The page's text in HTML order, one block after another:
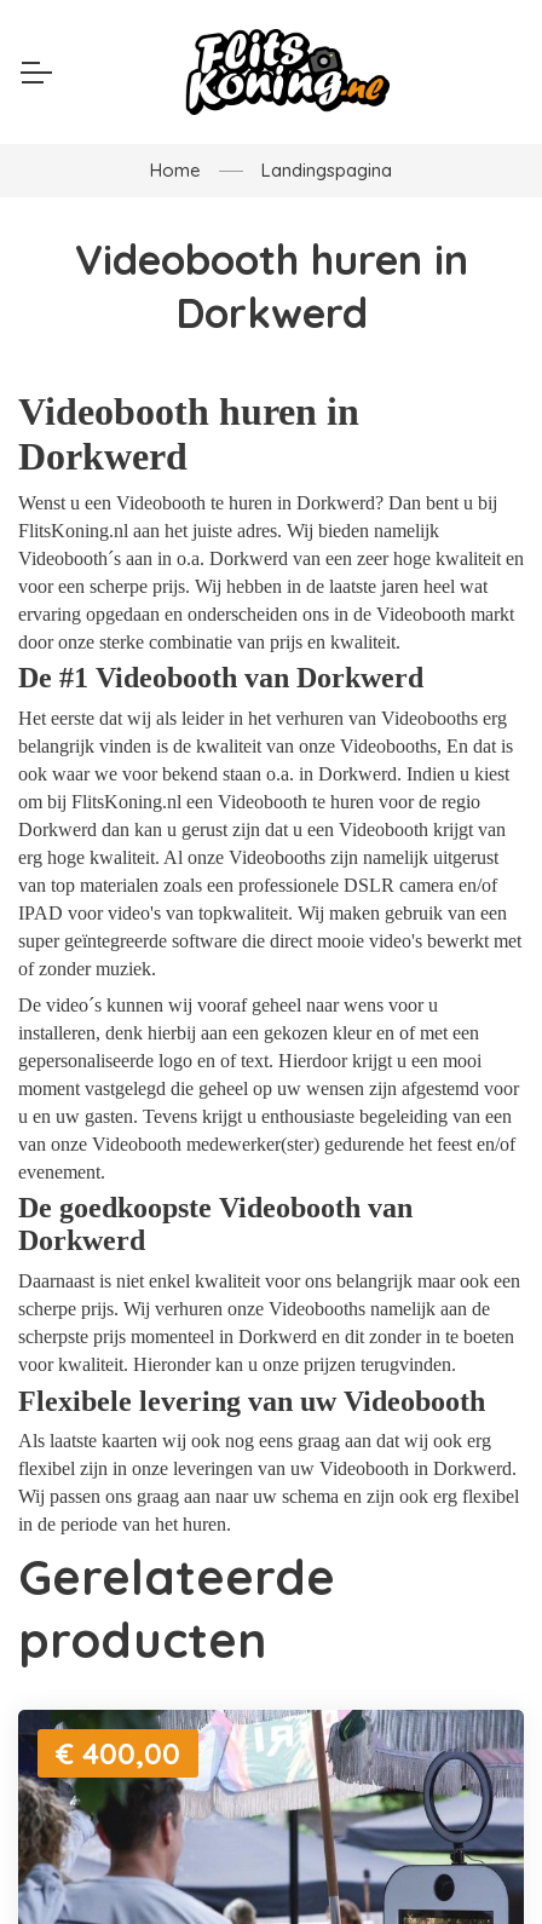
Home Landingspagina
Videobooth huren in
Dorkwerd
Videobooth huren in
Dorkwerd
Wenst u een Videobooth te huren in Dorkwerd? Dan bent u bij
FlitsKoning.nl aan het juiste adres. Wij bieden namelijk
Videobooth´s aan in o.a. Dorkwerd van een zeer hoge kwaliteit en
voor een scherpe prijs. Wij hebben in de laatste jaren heel wat
ervaring opgedaan en onderscheiden ons in de Videobooth markt
door onze sterke combinatie van prijs en kwaliteit.
De #1 Videobooth van Dorkwerd
Het eerste dat wij als leider in het verhuren van Videobooths erg
belangrijk vinden is de kwaliteit van onze Videobooths, En dat is
ook waar we voor bekend staan o.a. in Dorkwerd. Indien u kiest
om bij FlitsKoning.nl een Videobooth te huren voor de regio
Dorkwerd dan kan u gerust zijn dat u een Videobooth krijgt van
erg hoge kwaliteit. Al onze Videobooths zijn namelijk uitgerust
van top materialen zoals een professionele DSLR camera en/of
IPAD voor video's van topkwaliteit. Wij maken gebruik van een
super geïntegreerde software die direct mooie video's bewerkt met
of zonder muziek.
De video´s kunnen wij vooraf geheel naar wens voor u
installeren, denk hierbij aan een gekozen kleur en of met een
gepersonaliseerde logo en of text. Hierdoor krijgt u een mooi
moment vastgelegd die geheel op uw wensen zijn afgestemd voor
u en uw gasten. Tevens krijgt u enthousiaste begeleiding van een
van onze Videobooth medewerker(ster) gedurende het feest en/of
evenement.
De goedkoopste Videobooth van
Dorkwerd
Daarnaast is niet enkel kwaliteit voor ons belangrijk maar ook een
scherpe prijs. Wij verhuren onze Videobooths namelijk aan de
scherpste prijs momenteel in Dorkwerd en dit zonder in te boeten
voor kwaliteit. Hieronder kan u onze prijzen terugvinden.
Flexibele levering van uw Videobooth
Als laatste kaarten wij ook nog eens graag aan dat wij ook erg
flexibel zijn in onze leveringen van uw Videobooth in Dorkwerd.
Wij passen ons graag aan naar uw schema en zijn ook erg flexibel
in de periode van het huren.
Gerelateerde
producten
€ 400,00